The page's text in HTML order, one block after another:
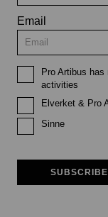
Email
Pro Artibus
activities
Elverket & Pro
Sinne